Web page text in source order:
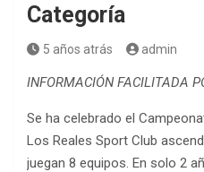
Categoría
5 años atrás admin
INFORMACIÓN FACILITADA
Se ha celebrado el
Los Reales Sport Club
juegan 8 equipos. En solo 2